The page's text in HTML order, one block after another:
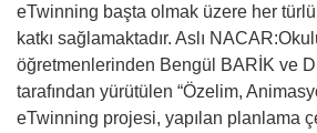
eTwinning başta olmak üzere her
katkı sağlamaktadır. Aslı
öğretmenlerinden Bengül BARİK ve
tarafından yürütülen “Özelim,
eTwinning projesi, yapılan planlama